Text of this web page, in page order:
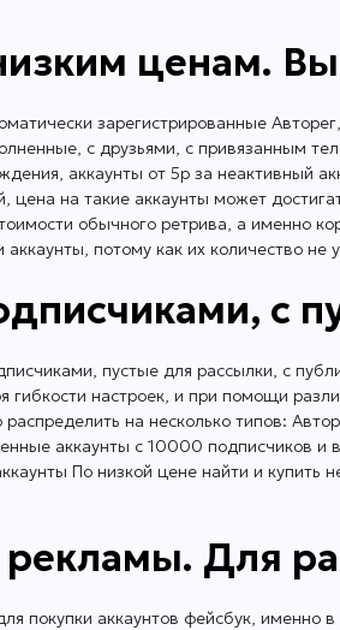
ценам.
зарегистрированные
с друзьями, с привязанным
аккаунты от 5р за
на такие аккаунты может
обычного ретрива, а именно
потому как их количество не
с
пустые для рассылки, с
настроек, и при помощи
на несколько типов:
аккаунты с 10000 подписчиков
По низкой цене найти и купить
рекламы. Для
покупки аккаунтов фейсбук, именно